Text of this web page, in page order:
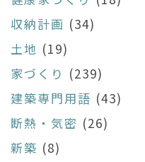
収納計画 (34)
土地 (19)
家づくり (239)
建築専門用語 (43)
断熱・気密 (26)
新築 (8)